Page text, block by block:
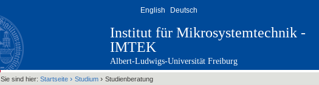
English Deutsch
Institut für Mikrosystemtechnik -
IMTEK
Albert-Ludwigs-Universität Freiburg
Sie sind hier: Startseite › Studium › Studienberatung